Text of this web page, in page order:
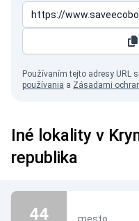
Používaním tejto adresy URL
používania a Zásadami
Iné lokality v
republika
44